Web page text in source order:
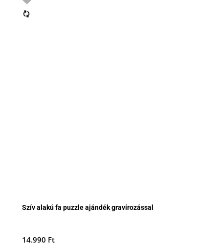
Szív alakú fa puzzle ajándék gravírozással
14.990 Ft